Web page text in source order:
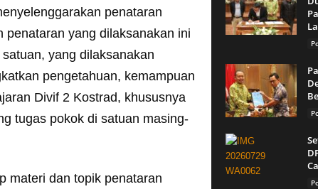
penataran
yang dilaksanakan ini
yang dilaksanakan
pengetahuan, kemampuan
Divif 2 Kostrad, khususnya
tugas pokok di satuan masing-
materi dan topik penataran